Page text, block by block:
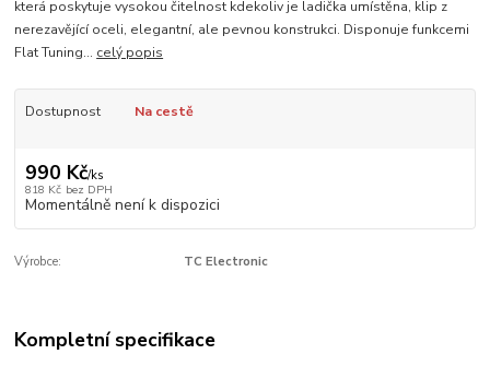
která poskytuje vysokou čitelnost kdekoliv je ladička umístěna, klip z
nerezavějící oceli, elegantní, ale pevnou konstrukci. Disponuje funkcemi
Flat Tuning... celý popis
Dostupnost Na cestě
990 Kč/ks
818 Kč bez DPH
Momentálně není k dispozici
Výrobce: TC Electronic
Kompletní specifikace